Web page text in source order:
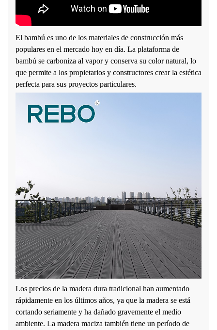
El bambú es uno de los materiales de construcción más
populares en el mercado hoy en día. La plataforma de
bambú se carboniza al vapor y conserva su color natural, lo
que permite a los propietarios y constructores crear la estética
perfecta para sus proyectos particulares.
Los precios de la madera dura tradicional han aumentado
rápidamente en los últimos años, ya que la madera se está
cortando seriamente y ha dañado gravemente el medio
ambiente. La madera maciza también tiene un período de